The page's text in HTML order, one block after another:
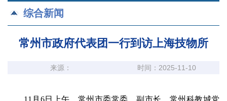
综合新闻
常州市政府代表团一行到访上海技物所
来源： 时间：2025-11-10
11月6日上午，常州市委常委、副市长、常州科教城党